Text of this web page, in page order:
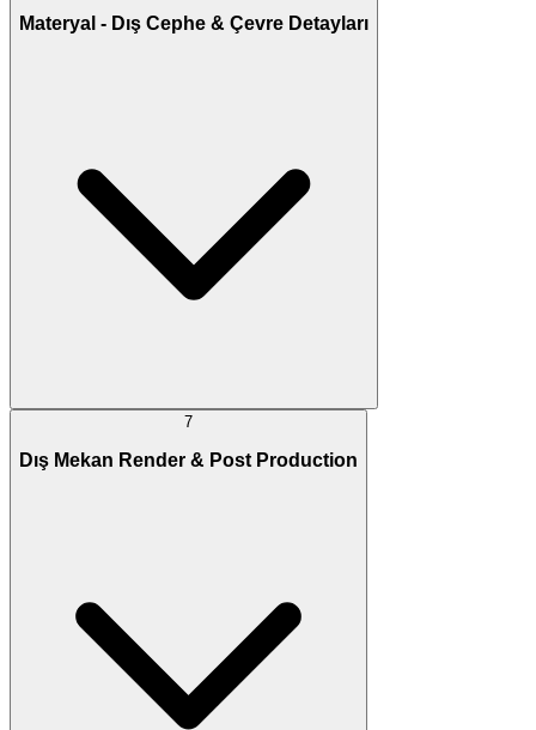
Materyal - Dış Cephe & Çevre Detayları
7
Dış Mekan Render & Post Production